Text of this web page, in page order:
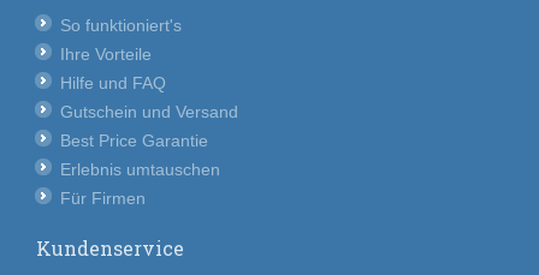
So funktioniert's
Ihre Vorteile
Hilfe und FAQ
Gutschein und Versand
Best Price Garantie
Erlebnis umtauschen
Für Firmen
Kundenservice